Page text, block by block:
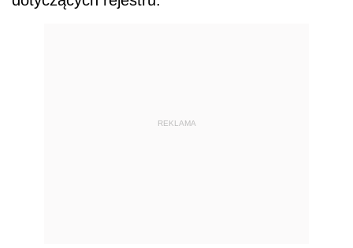
REKLAMA